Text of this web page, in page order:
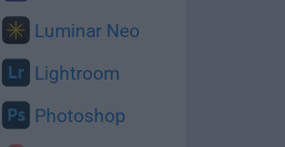
Luminar Neo
Lightroom
Photoshop